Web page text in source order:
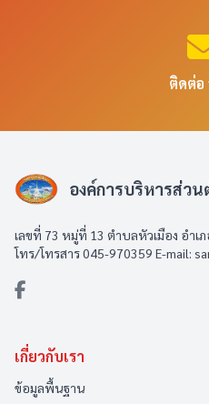
ติดต่อ
องค์การบริหารส่วน
เลขที่ 73 หมู่ที่ 13 ตำบลหัวเมือง อำเ
โทร/โทรสาร 045-970359 E-mail:
เกี่ยวกับเรา
ข้อมูลพื้นฐาน